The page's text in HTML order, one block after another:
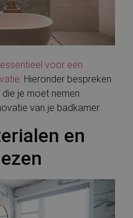
essentieel voor een
. Hieronder bespreken
je moet nemen
van je badkamer.
en